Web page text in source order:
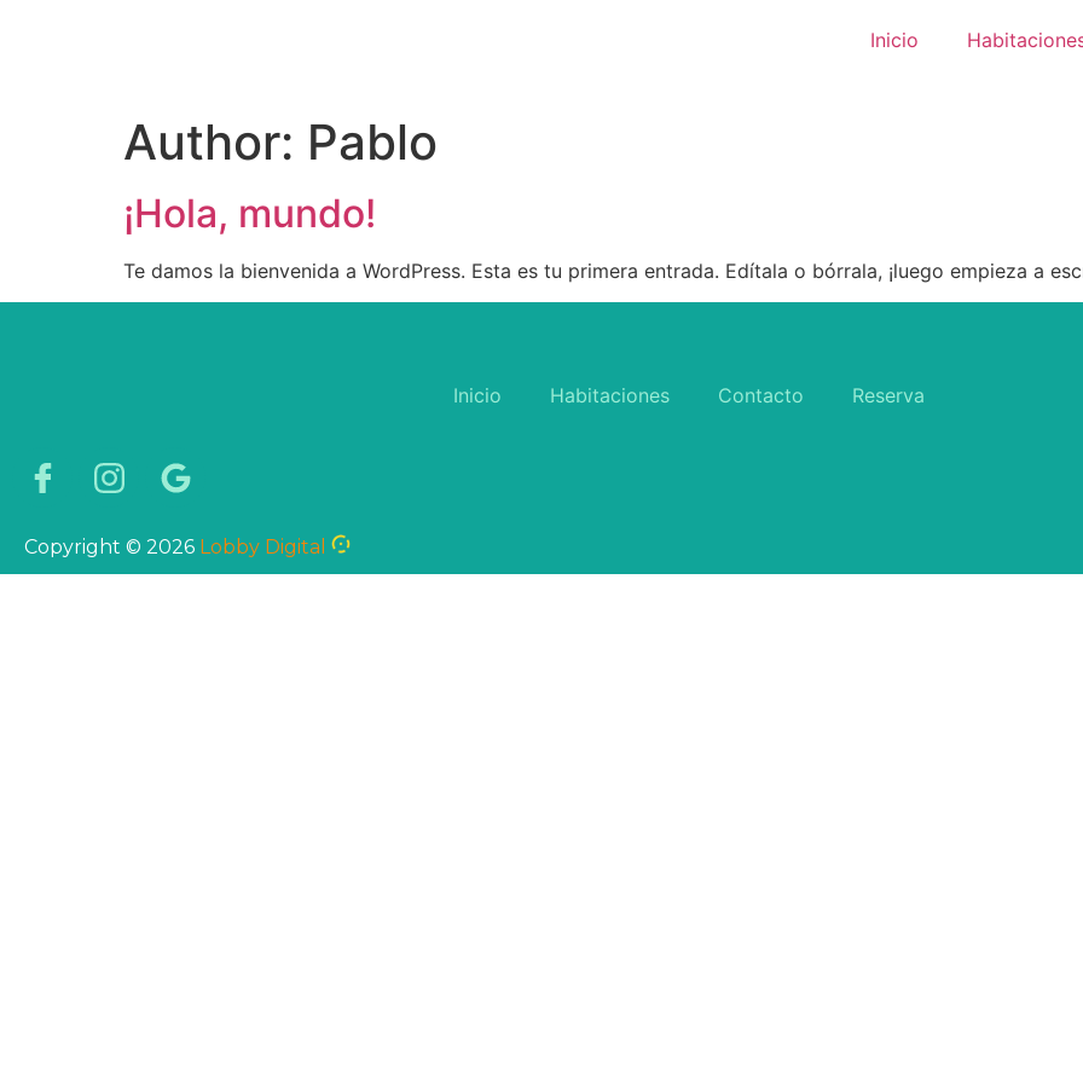
Inicio
Author: Pablo
¡Hola, mundo!
Te damos la bienvenida a WordPress. Esta es tu primera entrada. Edítala o bórrala, ¡luego empieza a
Inicio Habitaciones Contacto Reserva
Copyright © 2026 Lobby Digital